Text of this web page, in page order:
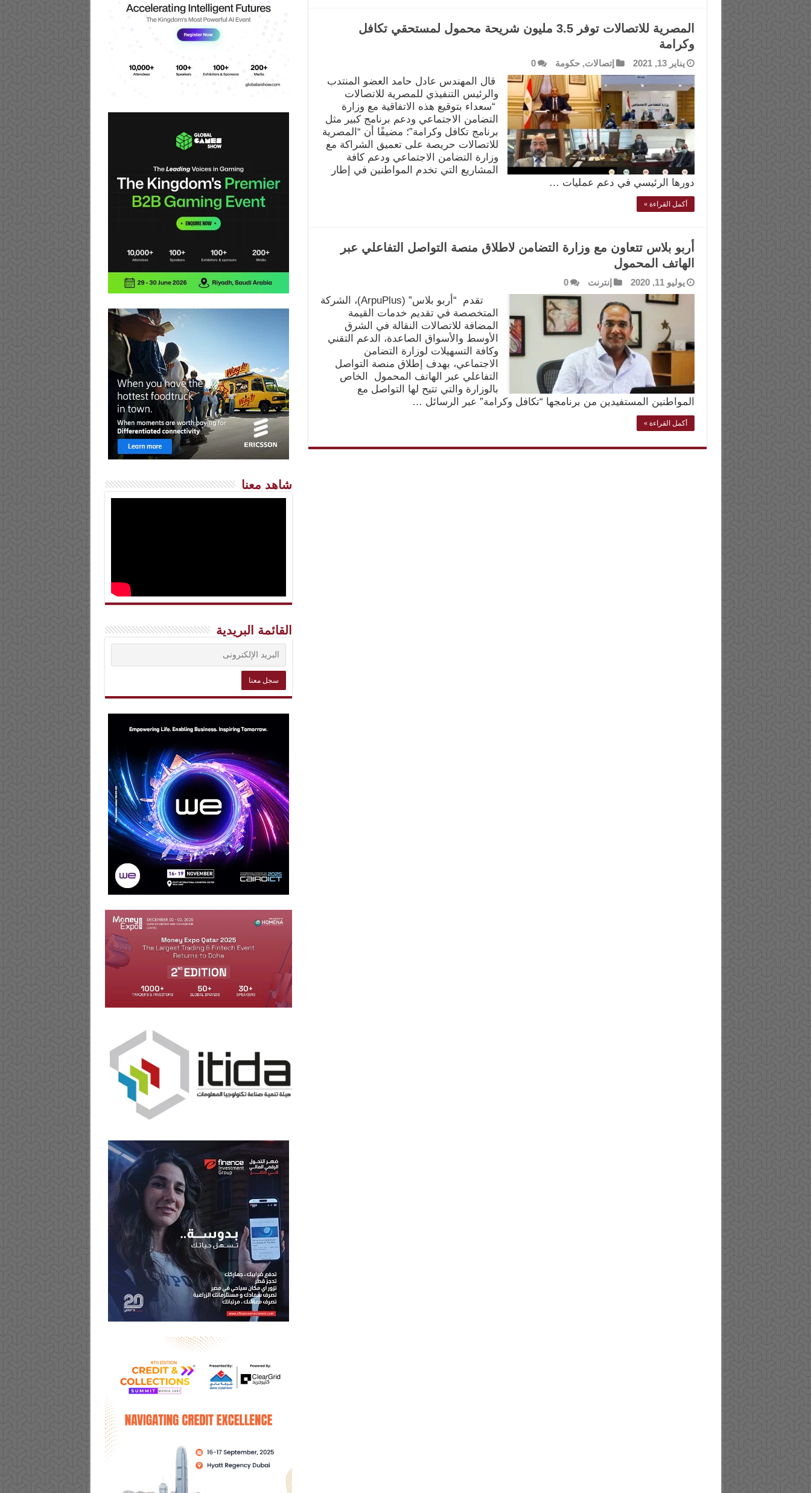
المصرية للاتصالات توفر 3.5 مليون شريحة محمول لمستحقي تكافل
وكرامة
يناير 13, 2021 إتصالات,حكومة 0
قال المهندس عادل حامد العضو المنتدب
والرئيس التنفيذي للمصرية للاتصالات
“سعداء بتوقيع هذه الاتفاقية مع وزارة
التضامن الاجتماعي ودعم برنامج كبير مثل
برنامج تكافل وكرامة”؛ مضيفًا أن “المصرية
للاتصالات حريصة على تعميق الشراكة مع
وزارة التضامن الاجتماعي ودعم كافة
المشاريع التي تخدم المواطنين في إطار
دورها الرئيسي في دعم عمليات …
أكمل القراءة »
أربو بلاس تتعاون مع وزارة التضامن لاطلاق منصة التواصل التفاعلي عبر
الهاتف المحمول
يوليو 11, 2020 إنترنت 0
تقدم “أربو بلاس” (ArpuPlus)، الشركة
المتخصصة في تقديم خدمات القيمة
المضافة للاتصالات النقالة في الشرق
الأوسط والأسواق الصاعدة، الدعم التقني
وكافة التسهيلات لوزارة التضامن
الاجتماعي، بهدف إطلاق منصة التواصل
التفاعلي عبر الهاتف المحمول الخاص
بالوزارة والتي تتيح لها التواصل مع
المواطنين المستفيدين من برنامجها “تكافل وكرامة” عبر الرسائل …
أكمل القراءة »
شاهد معنا
القائمة البريدية